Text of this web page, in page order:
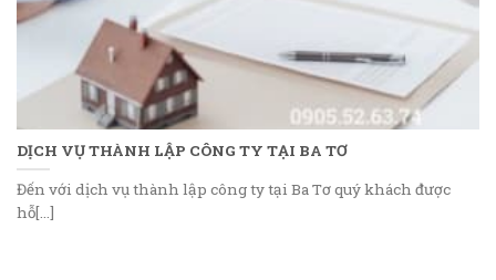
DỊCH VỤ THÀNH LẬP CÔNG TY TẠI BA TƠ
Đến với dịch vụ thành lập công ty tại Ba Tơ quý khách được
hỗ[...]